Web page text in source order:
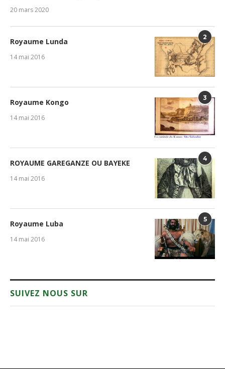
20 mars 2020
2
Royaume Lunda
14 mai 2016
3
Royaume Kongo
14 mai 2016
4
ROYAUME GAREGANZE OU BAYEKE
14 mai 2016
5
Royaume Luba
14 mai 2016
SUIVEZ NOUS SUR